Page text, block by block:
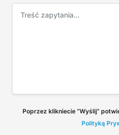
Poprzez klikniecie “Wyślij”
Polityką